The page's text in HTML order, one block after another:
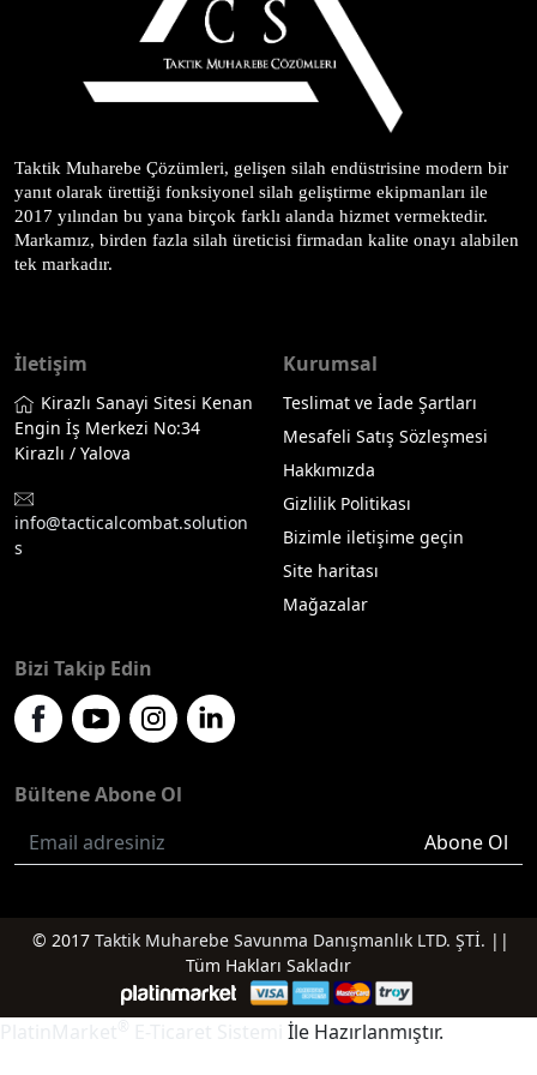
Taktik Muharebe Çözümleri, gelişen silah endüstrisine modern bir
yanıt olarak ürettiği fonksiyonel silah geliştirme ekipmanları ile
2017 yılından bu yana birçok farklı alanda hizmet vermektedir.
Markamız, birden fazla silah üreticisi firmadan kalite onayı alabilen
tek markadır.
İletişim
Kirazlı Sanayi Sitesi Kenan
Engin İş Merkezi No:34
Kirazlı / Yalova
info@tacticalcombat.solution
s
Kurumsal
Teslimat ve İade Şartları
Mesafeli Satış Sözleşmesi
Hakkımızda
Gizlilik Politikası
Bizimle iletişime geçin
Site haritası
Mağazalar
Bizi Takip Edin
Bültene Abone Ol
Abone Ol
© 2017 Taktik Muharebe Savunma Danışmanlık LTD. ŞTİ. ||
Tüm Hakları Sakladır
İle Hazırlanmıştır.